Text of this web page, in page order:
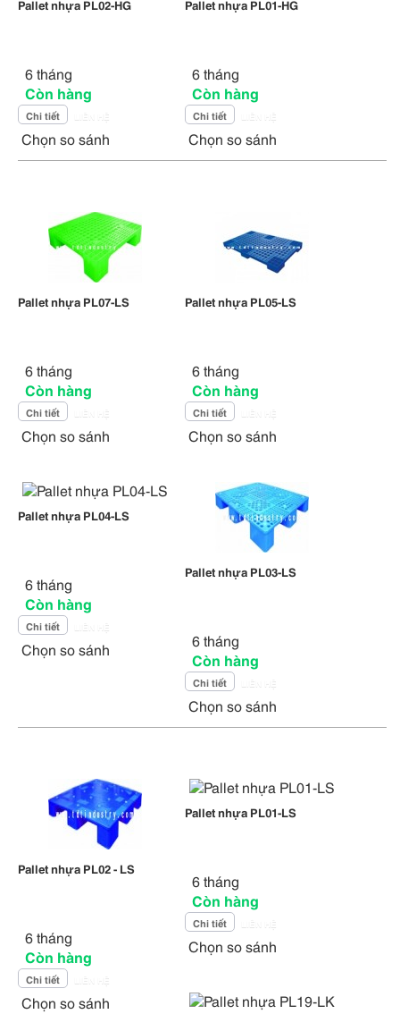
Pallet nhựa PL02-HG
6 tháng
Còn hàng
Chi tiết
Chọn so sánh
Pallet nhựa PL01-HG
6 tháng
Còn hàng
Chi tiết
Chọn so sánh
Pallet nhựa PL07-LS
6 tháng
Còn hàng
Chi tiết
Chọn so sánh
Pallet nhựa PL05-LS
6 tháng
Còn hàng
Chi tiết
Chọn so sánh
Pallet nhựa PL04-LS
6 tháng
Còn hàng
Chi tiết
Chọn so sánh
Pallet nhựa PL03-LS
6 tháng
Còn hàng
Chi tiết
Chọn so sánh
Pallet nhựa PL02 - LS
6 tháng
Còn hàng
Chi tiết
Chọn so sánh
Pallet nhựa PL01-LS
6 tháng
Còn hàng
Chi tiết
Chọn so sánh